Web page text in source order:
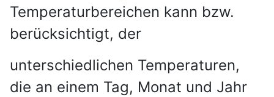
Temperaturbereichen kann bzw.
berücksichtigt, der
unterschiedlichen Temperaturen,
die an einem Tag, Monat und Jahr